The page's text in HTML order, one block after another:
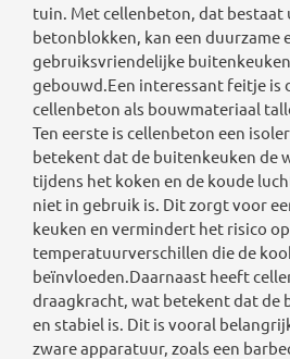
tuin. Met cellenbeton, dat
betonblokken, kan een duurzame
gebruiksvriendelijke
gebouwd.Een interessant feitje is
cellenbeton als bouwmateriaal
Ten eerste is cellenbeton een
betekent dat de buitenkeuken de
tijdens het koken en de koude
niet in gebruik is. Dit zorgt voor
keuken en vermindert het risico op
temperatuurverschillen die de
beïnvloeden.Daarnaast heeft
draagkracht, wat betekent dat de
en stabiel is. Dit is vooral
zware apparatuur, zoals een